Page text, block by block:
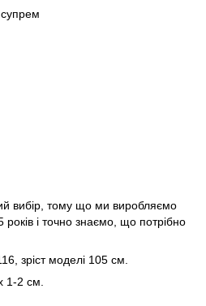
вибір, тому що ми виробляємо
і точно знаємо, що потрібно
зріст моделі 105 см.
1-2 см.